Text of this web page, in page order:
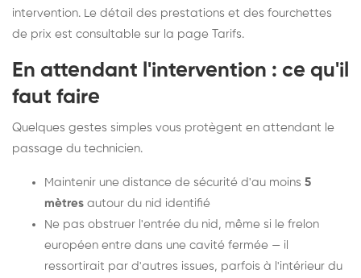
intervention. Le détail des prestations et des fourchettes
de prix est consultable sur la page Tarifs.
En attendant l'intervention : ce qu'il
faut faire
Quelques gestes simples vous protègent en attendant le
passage du technicien.
Maintenir une distance de sécurité d'au moins 5
mètres autour du nid identifié
Ne pas obstruer l'entrée du nid, même si le frelon
européen entre dans une cavité fermée — il
ressortirait par d'autres issues, parfois à l'intérieur du